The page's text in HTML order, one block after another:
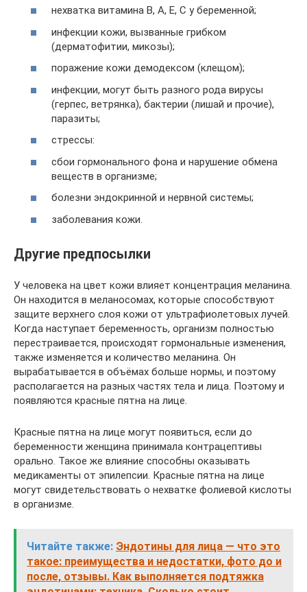
нехватка витамина В, А, Е, С у беременной;
инфекции кожи, вызванные грибком
(дерматофитии, микозы);
поражение кожи демодексом (клещом);
инфекции, могут быть разного рода вирусы
(герпес, ветрянка), бактерии (лишай и прочие),
паразиты;
стрессы:
сбои гормонального фона и нарушение обмена
веществ в организме;
болезни эндокринной и нервной системы;
заболевания кожи.
Другие предпосылки
У человека на цвет кожи влияет концентрация меланина.
Он находится в меланосомах, которые способствуют
защите верхнего слоя кожи от ультрафиолетовых лучей.
Когда наступает беременность, организм полностью
перестраивается, происходят гормональные изменения,
также изменяется и количество меланина. Он
вырабатывается в объёмах больше нормы, и поэтому
располагается на разных частях тела и лица. Поэтому и
появляются красные пятна на лице.
Красные пятна на лице могут появиться, если до
беременности женщина принимала контрацептивы
орально. Такое же влияние способны оказывать
медикаменты от эпилепсии. Красные пятна на лице
могут свидетельствовать о нехватке фолиевой кислоты
в организме.
Читайте также: Эндотины для лица — что это
такое: преимущества и недостатки, фото до и
после, отзывы. Как выполняется подтяжка